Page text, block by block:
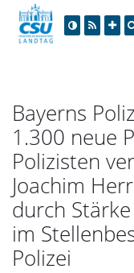
Bayerns
1.300 neue
Polizisten
Joachim
durch
im
Polizei